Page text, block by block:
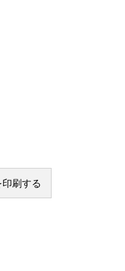
刷する